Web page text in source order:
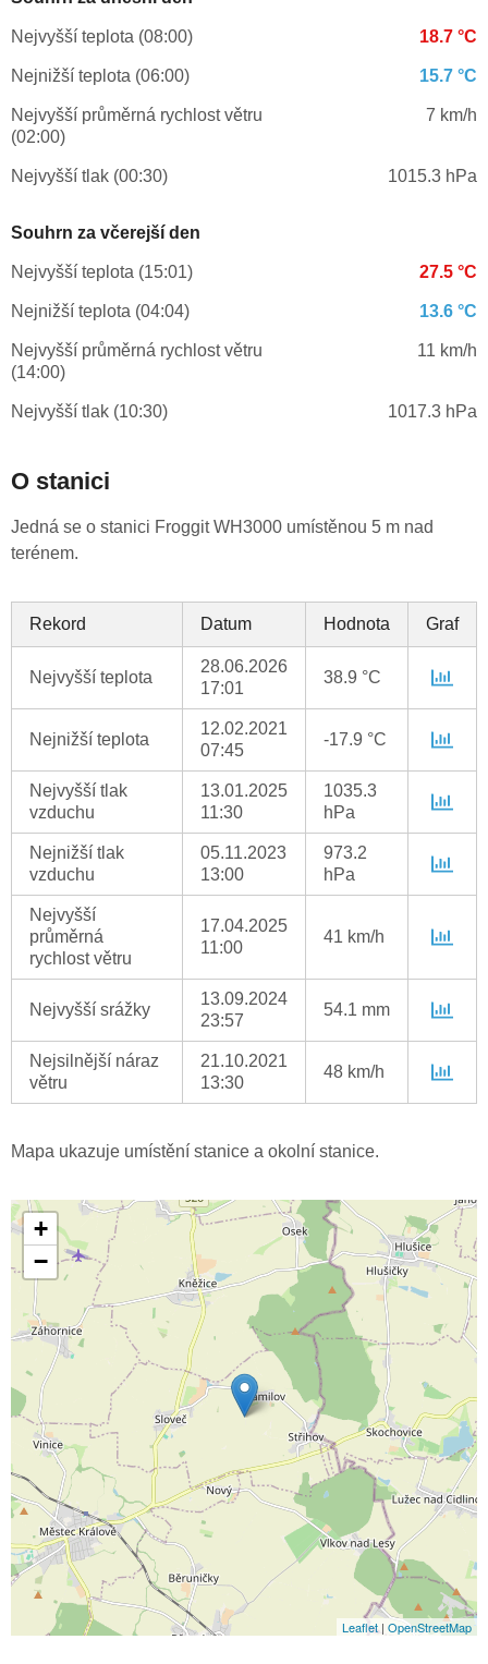
Nejvyšší teplota (08:00) 18.7 °C
Nejnižší teplota (06:00) 15.7 °C
Nejvyšší průměrná rychlost větru
(02:00)
7 km/h
Nejvyšší tlak (00:30) 1015.3 hPa
Souhrn za včerejší den
Nejvyšší teplota (15:01) 27.5 °C
Nejnižší teplota (04:04) 13.6 °C
Nejvyšší průměrná rychlost větru
(14:00)
11 km/h
Nejvyšší tlak (10:30) 1017.3 hPa
O stanici
Jedná se o stanici Froggit WH3000 umístěnou 5 m nad
terénem.
Rekord Datum Hodnota Graf
Nejvyšší teplota
28.06.2026
17:01
38.9 °C
Nejnižší teplota
12.02.2021
07:45
-17.9 °C
Nejvyšší tlak
vzduchu
13.01.2025
11:30
1035.3
hPa
Nejnižší tlak
vzduchu
05.11.2023
13:00
973.2
hPa
Nejvyšší
průměrná
rychlost větru
17.04.2025
11:00
41 km/h
Nejvyšší srážky
13.09.2024
23:57
54.1 mm
Nejsilnější náraz
větru
21.10.2021
13:30
48 km/h
Mapa ukazuje umístění stanice a okolní stanice.
+
−
Leaflet| OpenStreetMap